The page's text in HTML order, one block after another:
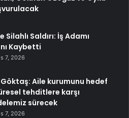
Silahlı Saldırı: İş Adamı
Kaybetti
7, 2026
Aile kurumunu hedef
tehditlere karşı
sürecek
7, 2026